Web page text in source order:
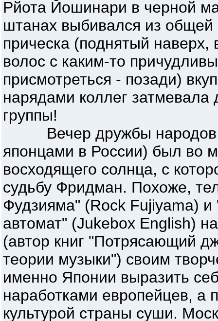
Рйота Йошинари в черной
штанах выбивался из общей
прическа (поднятый
волос с каким-то
присмотреться - позади)
нарядами коллег
группы!
Вечер дружбы народов
японцами в России) был во
восходящего солнца, с
судьбу Фридман. Похоже,
Фудзияма" (Rock Fujiyama)
автомат" (Jukebox English)
(автор книг "Потрясающий
теории музыки") своим
именно Японии выразить
наработками европейцев, а
культурой страны суши.